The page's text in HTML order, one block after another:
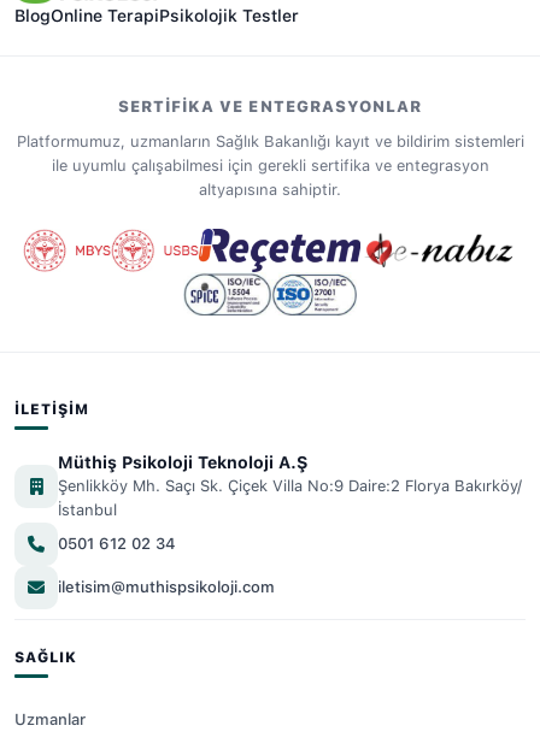
Kompulsif Bozukluk Depresyon Özgül Fobi Yeme
Psikolojisi Problemleri Çocuk ve Ergen Psikolojisi
Evlilik Sorunları Performans Kaygısı Korku Travma
Öfke Emdr Uygulayıcısı Tümünü göster Videolar
Yayınlar Bilimsel Araştırma Süreçleri Yöntem, Teknik
BlogOnline TerapiPsikolojik Testler
SERTIFIKA VE ENTEGRASYONLAR
Platformumuz, uzmanların Sağlık Bakanlığı kayıt ve bildirim sistemleri
ile uyumlu çalışabilmesi için gerekli sertifika ve entegrasyon
altyapısına sahiptir.
İLETIŞIM
Müthiş Psikoloji Teknoloji A.Ş
Şenlikköy Mh. Saçı Sk. Çiçek Villa No:9 Daire:2 Florya Bakırköy/
İstanbul
0501 612 02 34
iletisim@muthispsikoloji.com
SAĞLIK
Uzmanlar